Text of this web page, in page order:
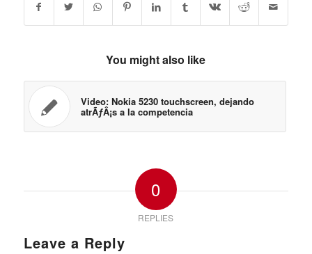
You might also like
Video: Nokia 5230 touchscreen, dejando
atrÃƒÂ¡s a la competencia
0
REPLIES
Leave a Reply